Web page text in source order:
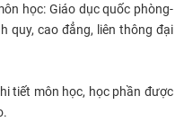
học: Giáo dục quốc phòng-
quy, cao đẳng, liên thông đại
tiết môn học, học phần được